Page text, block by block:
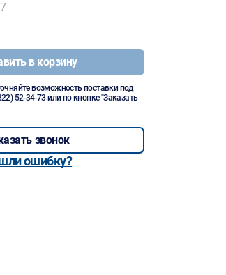
в корзину
возможность поставки под
52-34-73 или по кнопке "Заказать
звонок
ошибку?